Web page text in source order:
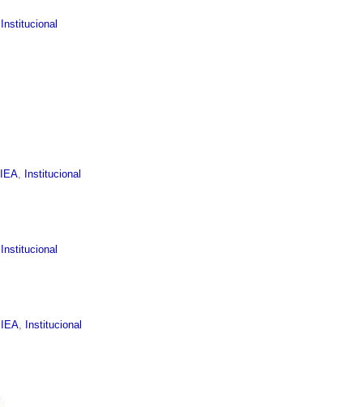
Institucional
IEA, Institucional
Institucional
IEA Institucional